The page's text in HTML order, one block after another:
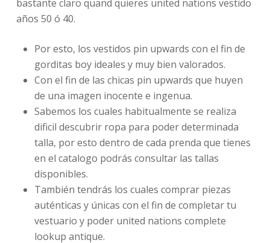
bastante claro quand quieres united nations vestido
años 50 ó 40.
Por esto, los vestidos pin upwards con el fin de
gorditas boy ideales y muy bien valorados.
Con el fin de las chicas pin upwards que huyen
de una imagen inocente e ingenua.
Sabemos los cuales habitualmente se realiza
dificil descubrir ropa para poder determinada
talla, por esto dentro de cada prenda que tienes
en el catalogo podrás consultar las tallas
disponibles.
También tendrás los cuales comprar piezas
auténticas y únicas con el fin de completar tu
vestuario y poder united nations complete
lookup antique.